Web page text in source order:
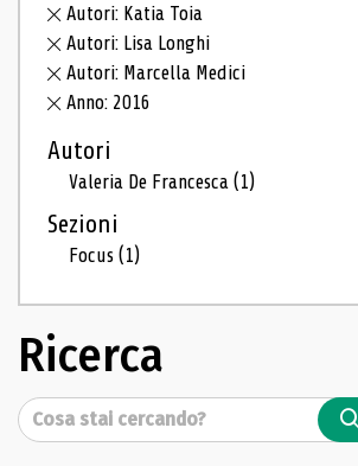
Autori: Katia Toia
Autori: Lisa Longhi
Autori: Marcella Medici
Anno: 2016
Autori
Valeria De Francesca(1)
Sezioni
Focus(1)
Ricerca
Cerca